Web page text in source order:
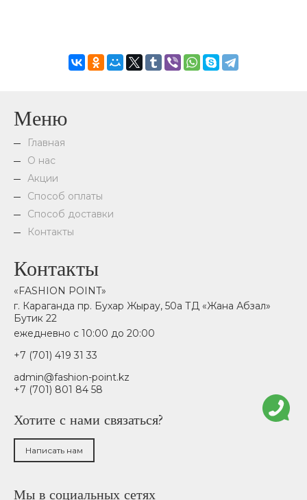
Меню
Главная
О нас
Акции
Способ оплаты
Способ доставки
Контакты
Контакты
«FASHION POINT»
г. Караганда пр. Бухар Жырау, 50а ТД «Жана Абзал»
Бутик 22
ежедневно с 10:00 до 20:00
+7 (701) 419 31 33
admin@fashion-point.kz
+7 (701) 801 84 58
Хотите с нами связаться?
Написать нам